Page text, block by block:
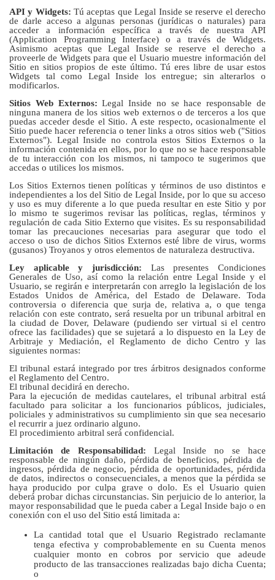
API y Widgets:Tú aceptas que Legal Inside se reserve el derecho
de darle acceso a algunas personas (jurídicas o naturales) para
acceder a información específica a través de nuestra API
(Application Programming Interface) o a través de Widgets.
Asimismo aceptas que Legal Inside se reserve el derecho a
proveerle de Widgets para que el Usuario muestre información del
Sitio en sitios propios de este último. Tú eres libre de usar estos
Widgets tal como Legal Inside los entregue; sin alterarlos o
modificarlos.
Sitios Web Externos:Legal Inside no se hace responsable de
ninguna manera de los sitios web externos o de terceros a los que
puedas acceder desde el Sitio. A este respecto, ocasionalmente el
Sitio puede hacer referencia o tener links a otros sitios web ("Sitios
Externos"). Legal Inside no controla estos Sitios Externos o la
información contenida en ellos, por lo que no se hace responsable
de tu interacción con los mismos, ni tampoco te sugerimos que
accedas o utilices los mismos.
Los Sitios Externos tienen políticas y términos de uso distintos e
independientes a los del Sitio de Legal Inside, por lo que su acceso
y uso es muy diferente a lo que pueda resultar en este Sitio y por
lo mismo te sugerimos revisar las políticas, reglas, términos y
regulación de cada Sitio Externo que visites. Es su responsabilidad
tomar las precauciones necesarias para asegurar que todo el
acceso o uso de dichos Sitios Externos esté libre de virus, worms
(gusanos) Troyanos y otros elementos de naturaleza destructiva.
Ley aplicable y jurisdicción: Las presentes Condiciones
Generales de Uso, así como la relación entre Legal Inside y el
Usuario, se regirán e interpretarán con arreglo la legislación de los
Estados Unidos de América, del Estado de Delaware. Toda
controversia o diferencia que surja de, relativa a, o que tenga
relación con este contrato, será resuelta por un tribunal arbitral en
la ciudad de Dover, Delaware (pudiendo ser virtual si el centro
ofrece las facilidades) que se sujetará a lo dispuesto en la Ley de
Arbitraje y Mediación, el Reglamento de dicho Centro y las
siguientes normas:
El tribunal estará integrado por tres árbitros designados conforme
el Reglamento del Centro.
El tribunal decidirá en derecho.
Para la ejecución de medidas cautelares, el tribunal arbitral está
facultado para solicitar a los funcionarios públicos, judiciales,
policiales y administrativos su cumplimiento sin que sea necesario
el recurrir a juez ordinario alguno.
El procedimiento arbitral será confidencial.
Limitación de Responsabilidad: Legal Inside no se hace
responsable de ningún daño, pérdida de beneficios, pérdida de
ingresos, pérdida de negocio, pérdida de oportunidades, pérdida
de datos, indirectos o consecuenciales, a menos que la pérdida se
haya producido por culpa grave o dolo. Es el Usuario quien
deberá probar dichas circunstancias. Sin perjuicio de lo anterior, la
mayor responsabilidad que le pueda caber a Legal Inside bajo o en
conexión con el uso del Sitio está limitada a:
La cantidad total que el Usuario Registrado reclamante
tenga efectiva y comprobablemente en su Cuenta menos
cualquier monto en cobros por servicio que adeude
producto de las transacciones realizadas bajo dicha Cuenta;
o